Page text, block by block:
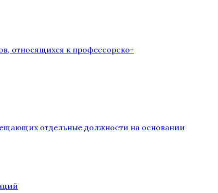
относящихся к профессорско-
отдельные должности на основании